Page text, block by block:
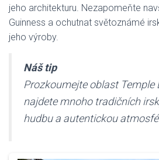
jeho architekturu. Nezapomeňte
Guinness a ochutnat světoznámé
jeho výroby.
Náš tip
Prozkoumejte oblast Temple
najdete mnoho tradičních
hudbu a autentickou